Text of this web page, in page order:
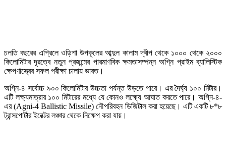
চলতি বছরের এপ্রিলে ওড়িশা উপকূলের আব্দুল কালাম দ্বীপ থেকে ১০০০ থেকে ২০০০
কিলোমিটার দূরত্বে নতুন প্রজন্মের পারমাণবিক ক্ষমতাসম্পন্ন অগ্নি প্রাইম ব্যালিস্টিক
ক্ষেপণাস্ত্রের সফল পরীক্ষা চালায় ভারত।
অগ্নি-৪ সর্বোচ্চ ৯০০ কিলোমিটার উচ্চতা পর্যন্ত উড়তে পারে। এর দৈর্ঘ্য ১০০ মিটার।
এটি লক্ষ্যমাত্রার ১০০ মিটারের মধ্যে যে কোনও লক্ষ্যে আঘাত করতে পারে। অগ্নি-৪-
এর (Agni-4 Ballistic Missile) নৌপরিবহন ডিজিটাল করা হয়েছে। এটি একটি ৮*৮
ট্রান্সপোর্টার ইরেক্টর লঞ্চার থেকে নিক্ষেপ করা যায়।